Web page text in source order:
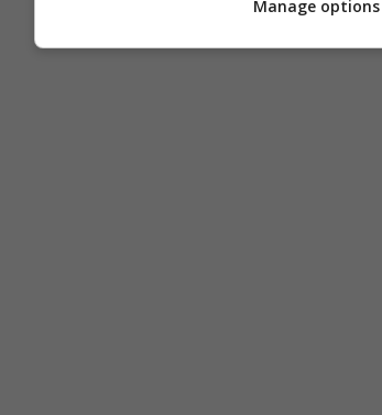
Manage options